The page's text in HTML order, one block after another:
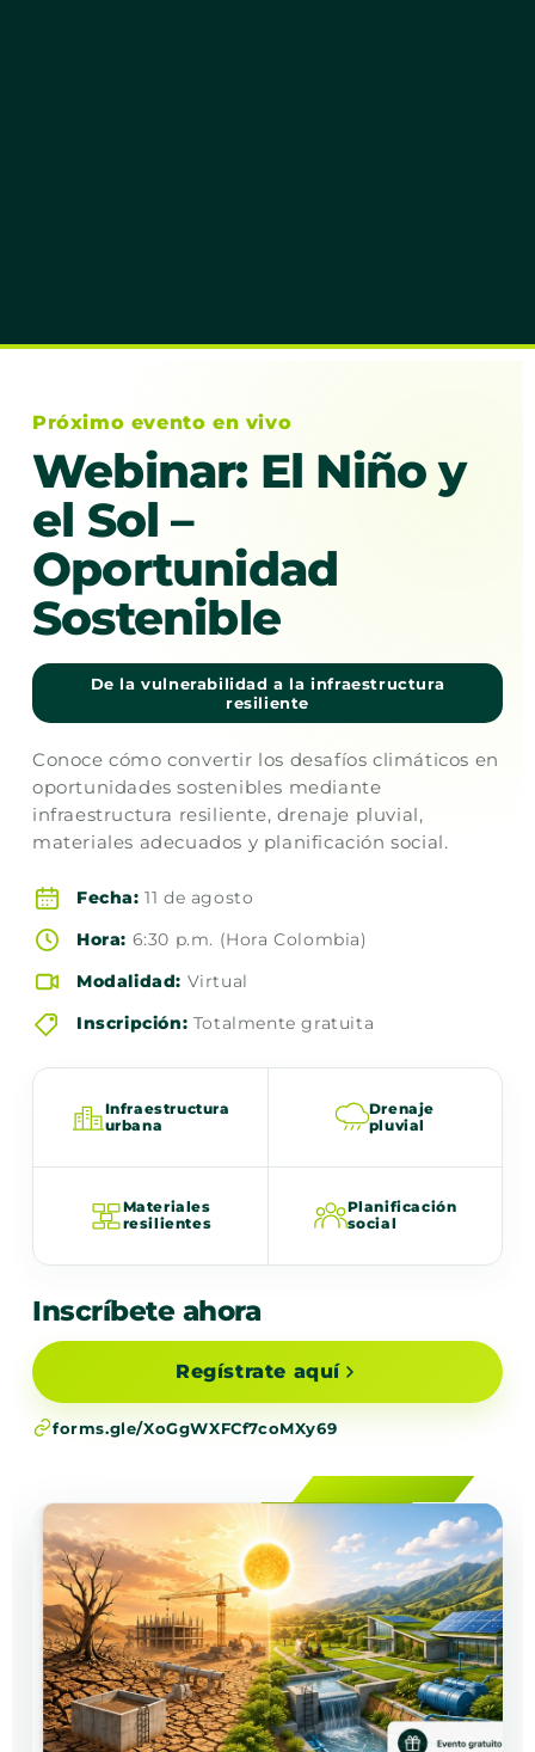
Próximo evento en vivo
Webinar: El Niño y
el Sol –
Oportunidad
Sostenible
De la vulnerabilidad a la infraestructura
resiliente
Conoce cómo convertir los desafíos climáticos en
oportunidades sostenibles mediante
infraestructura resiliente, drenaje pluvial,
materiales adecuados y planificación social.
Fecha: 11 de agosto
Hora: 6:30 p.m. (Hora Colombia)
Modalidad: Virtual
Inscripción: Totalmente gratuita
Infraestructura
urbana
Drenaje
pluvial
Materiales
resilientes
Planificación
social
Inscríbete ahora
Regístrate aquí
forms.gle/XoGgWXFCf7coMXy69